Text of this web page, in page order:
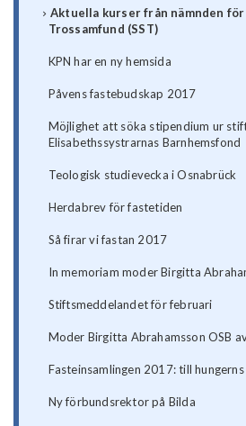
Aktuella kurser från nämnden
Trossamfund (SST)
KPN har en ny hemsida
Påvens fastebudskap 2017
Möjlighet att söka stipendium ur
Elisabethssystrarnas Barnhemsfond
Teologisk studievecka i Osnabrück
Herdabrev för fastetiden
Så firar vi fastan 2017
In memoriam moder Birgitta
Stiftsmeddelandet för februari
Moder Birgitta Abrahamsson OSB
Fasteinsamlingen 2017: till hungerns
Ny förbundsrektor på Bilda